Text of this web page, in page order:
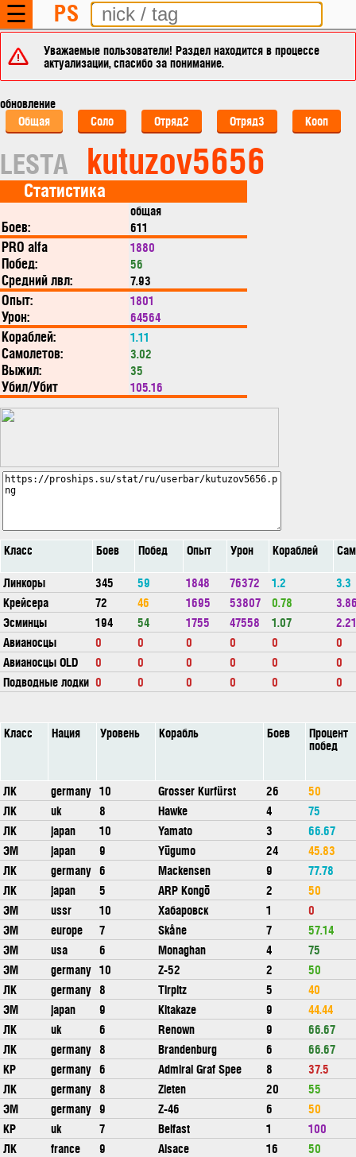
☰ PS
Уважаемые пользователи! Раздел находится в процессе
актуализации, спасибо за понимание.
обновление
Общая
Соло Отряд2 Отряд3 Кооп
LESTA kutuzov5656
Статистика
общая
Боев: 611
PRO alfa 1880
Побед: 56
Средний лвл: 7.93
Опыт: 1801
Урон: 64564
Кораблей: 1.11
Самолетов: 3.02
Выжил: 35
Убил/Убит 105.16
Класс Боев Побед Опыт Урон Кораблей
Линкоры
345 59 1848 76372 1.2
3.3
Крейсера
72 46 1695 53807 0.78
Эсминцы
194 54 1755 47558 1.07
2.21
Авианосцы
0 0 0 0 0
0
Авианосцы OLD
0 0 0 0 0
0
Подводные лодки 0 0 0 0 0 0
Класс Нация Уровень Корабль Боев Процент
побед
ЛК germany 10 Grosser Kurfürst 26
50
ЛК
uk 8 Hawke 4
75
ЛК
japan 10 Yamato 3
66.67
ЭМ
japan 9 Yūgumo 24
45.83
ЛК
germany 6 Mackensen 9
77.78
ЛК
japan 5 ARP Kongō 2
50
ЭМ
ussr 10 Хабаровск 1
0
ЭМ
europe 7 Skåne 7
57.14
ЭМ
usa 6 Monaghan 4
75
ЭМ
germany 10 Z-52 2
50
ЛК
germany 8 Tirpitz 5
40
ЭМ
japan 9 Kitakaze 9
44.44
ЛК
uk 6 Renown 9
66.67
ЛК
germany 8 Brandenburg 6
66.67
КР
germany 6 Admiral Graf Spee 8
37.5
ЛК
germany 8 Zieten 20
55
ЭМ
germany 9 Z-46 6
50
КР
uk 7 Belfast 1
100
ЛК
france 9 Alsace 16
50